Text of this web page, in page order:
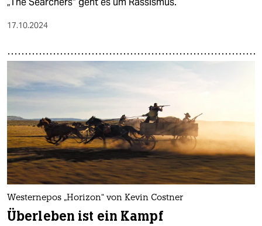
17.10.2024
Westernepos „Horizon“ von Kevin Costner
Überleben ist ein Kampf